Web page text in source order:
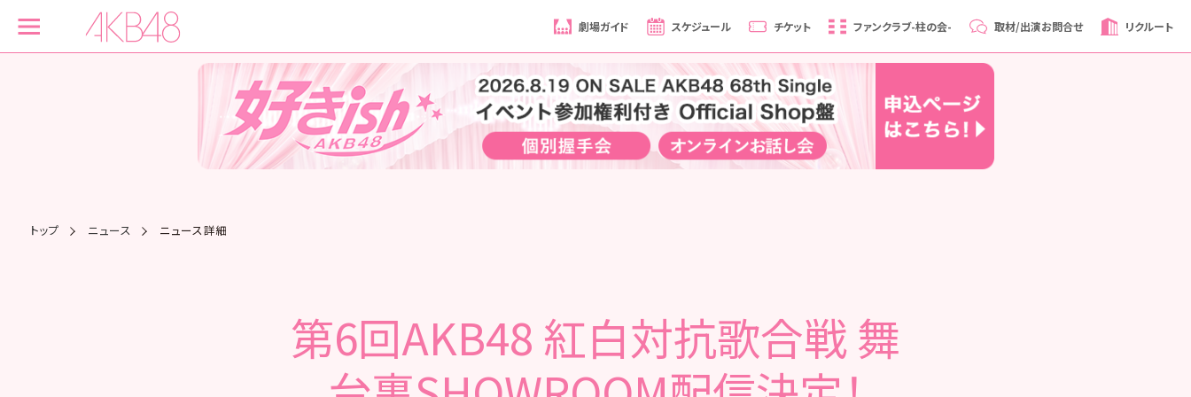
劇場ガイド スケジュール チケット ファンクラブ-柱の会- 取材/出演お問合せ リクルート
トップ ニュース ニュース詳細
第6回AKB48 紅白対抗歌合戦 舞